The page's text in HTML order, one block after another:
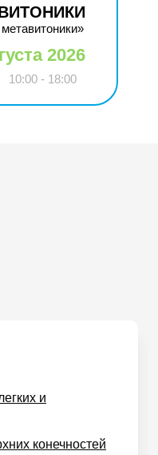
2026
10:00 - 18:00
и
конечностей